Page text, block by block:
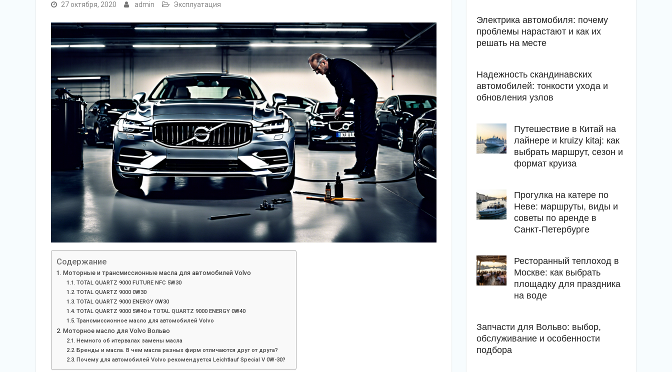
27 октября, 2020 admin Эксплуатация
Содержание
Моторные и трансмиссионные масла для автомобилей Volvo
TOTAL QUARTZ 9000 FUTURE NFC 5W30
TOTAL QUARTZ 9000 0W30
TOTAL QUARTZ 9000 ENERGY 0W30
TOTAL QUARTZ 9000 5W40 и TOTAL QUARTZ 9000 ENERGY 0W40
Трансмиссионное масло для автомобилей Volvo
Моторное масло для Volvo Вольво
Немного об итервалах замены масла
Бренды и масла. В чем масла разных фирм отличаются друг от друга?
Почему для автомобилей Volvo рекомендуется Leichtlauf Special V 0W-30?
Электрика автомобиля: почему
проблемы нарастают и как их
решать на месте
Надежность скандинавских
автомобилей: тонкости ухода и
обновления узлов
Путешествие в Китай на
лайнере и kruizy kitaj: как
выбрать маршрут, сезон и
формат круиза
Прогулка на катере по
Неве: маршруты, виды и
советы по аренде в
Санкт-Петербурге
Ресторанный теплоход в
Москве: как выбрать
площадку для праздника
на воде
Запчасти для Вольво: выбор,
обслуживание и особенности
подбора